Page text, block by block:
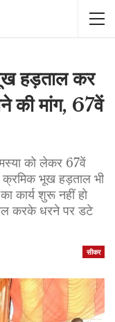
हड़ताल कर
की मांग, 67वें
को लेकर 67वें
क्रमिक भूख हड़ताल भी
कार्य शुरू नहीं हो
करके धरने पर डटे
सीकर